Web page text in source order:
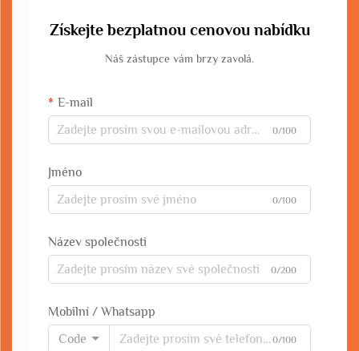
Získejte bezplatnou cenovou nabídku
Náš zástupce vám brzy zavolá.
E-mail
0/100
Jméno
0/100
Název společnosti
0/200
Mobilní / Whatsapp
Code
0/100